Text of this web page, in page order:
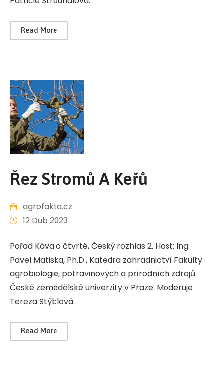
Read More
Řez Stromů A Keřů
agrofakta.cz
12 Dub 2023
Pořad Káva o čtvrté, Český rozhlas 2. Host: Ing.
Pavel Matiska, Ph.D., Katedra zahradnictví Fakulty
agrobiologie, potravinových a přírodních zdrojů
České zemědělské univerzity v Praze. Moderuje
Tereza Stýblová.
Read More